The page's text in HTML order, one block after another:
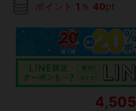
ポイント 1 ％ 40pt
4,505